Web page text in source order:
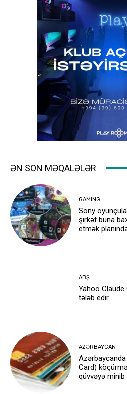
ƏN SON MƏQALƏLƏR
GAMING
Sony
şirkət buna
etmək
ABŞ
Yahoo
tələb edir
AZƏRBAYCAN
Card)
qüvvəyə minib